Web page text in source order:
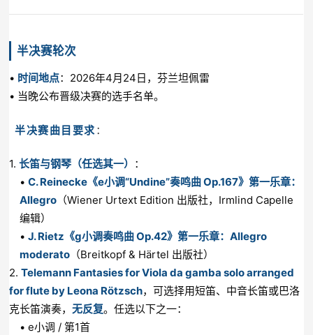
半决赛轮次
• 时间地点：2026年4月24日，芬兰坦佩雷
• 当晚公布晋级决赛的选手名单。
半决赛曲目要求 ：
1.长笛与钢琴（任选其一） ：
•C. Reinecke《e小调“Undine”奏鸣曲 Op.167》第一乐章：
Allegro （Wiener Urtext Edition 出版社，Irmlind Capelle
编辑）
•J. Rietz《g小调奏鸣曲 Op.42》第一乐章：Allegro
moderato （Breitkopf & Härtel 出版社）
2.Telemann Fantasies for Viola da gamba solo arranged
for flute by Leona Rötzsch，可选择用短笛、中音长笛或巴洛
克长笛演奏，无反复。任选以下之一：
• e小调 / 第1首